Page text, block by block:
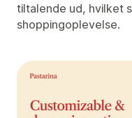
tiltalende ud, hvilket
shoppingoplevelse.